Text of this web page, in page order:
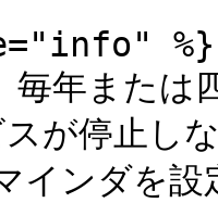
%}
毎年または
が停止し
インダを